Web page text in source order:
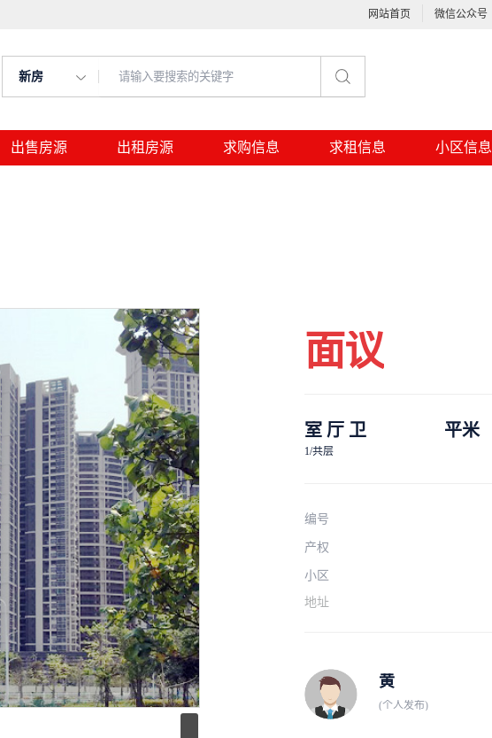
网站首页 微信公众号
新房
出售房源 出租房源 求购信息 求租信息 小区信息
面议
室 厅 卫
1/共层
平米
编号
产权
小区
地址
黄
(个人发布)